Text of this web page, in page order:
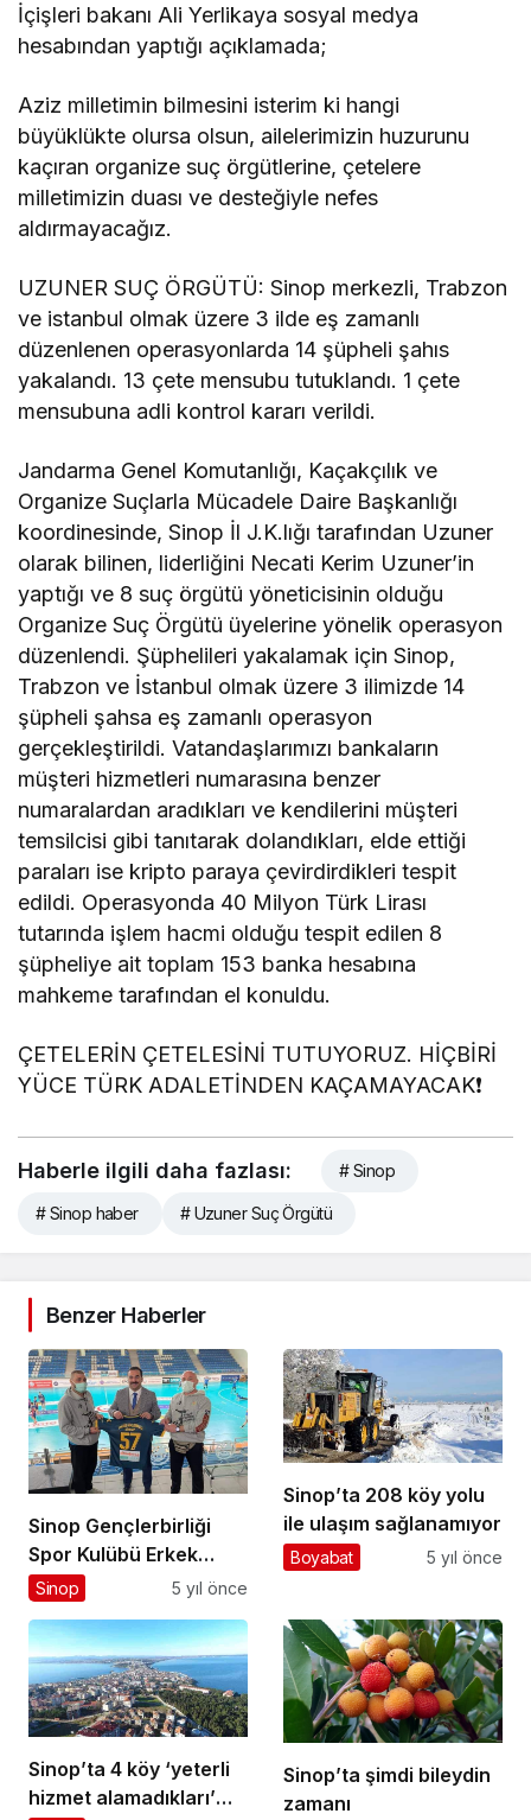
İçişleri bakanı Ali Yerlikaya sosyal medya
hesabından yaptığı açıklamada;
Aziz milletimin bilmesini isterim ki hangi
büyüklükte olursa olsun, ailelerimizin huzurunu
kaçıran organize suç örgütlerine, çetelere
milletimizin duası ve desteğiyle nefes
aldırmayacağız.
UZUNER SUÇ ÖRGÜTÜ: Sinop merkezli, Trabzon
ve istanbul olmak üzere 3 ilde eş zamanlı
düzenlenen operasyonlarda 14 şüpheli şahıs
yakalandı. 13 çete mensubu tutuklandı. 1 çete
mensubuna adli kontrol kararı verildi.
Jandarma Genel Komutanlığı, Kaçakçılık ve
Organize Suçlarla Mücadele Daire Başkanlığı
koordinesinde, Sinop İl J.K.lığı tarafından Uzuner
olarak bilinen, liderliğini Necati Kerim Uzuner’in
yaptığı ve 8 suç örgütü yöneticisinin olduğu
Organize Suç Örgütü üyelerine yönelik operasyon
düzenlendi. Şüphelileri yakalamak için Sinop,
Trabzon ve İstanbul olmak üzere 3 ilimizde 14
şüpheli şahsa eş zamanlı operasyon
gerçekleştirildi. Vatandaşlarımızı bankaların
müşteri hizmetleri numarasına benzer
numaralardan aradıkları ve kendilerini müşteri
temsilcisi gibi tanıtarak dolandıkları, elde ettiği
paraları ise kripto paraya çevirdirdikleri tespit
edildi. Operasyonda 40 Milyon Türk Lirası
tutarında işlem hacmi olduğu tespit edilen 8
şüpheliye ait toplam 153 banka hesabına
mahkeme tarafından el konuldu.
ÇETELERİN ÇETELESİNİ TUTUYORUZ. HİÇBİRİ
YÜCE TÜRK ADALETİNDEN KAÇAMAYACAK❗️
Haberle ilgili daha fazlası: # Sinop
# Sinop haber # Uzuner Suç Örgütü
Benzer Haberler
Sinop Gençlerbirliği
Spor Kulübü Erkek
Hentbol Takımı,Ankara
Müdürü Hemşehrimiz
Mustafa Çelik’i Ziyaret
Etti.
Sinop 5 yıl önce
Sinop’ta 208 köy yolu
ile ulaşım sağlanamıyor
Boyabat 5 yıl önce
Sinop’ta 4 köy ‘yeterli
hizmet alamadıkları’
Sinop’ta şimdi bileydin
zamanı